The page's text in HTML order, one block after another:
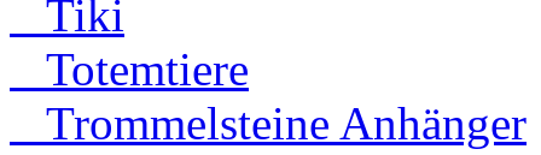
Tiki
Totemtiere
Trommelsteine Anhänger